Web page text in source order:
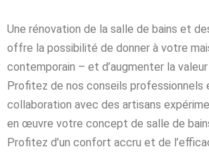
Une rénovation de la salle de bains et
offre la possibilité de donner à votre
contemporain – et d’augmenter la valeur
Profitez de nos conseils professionnels
collaboration avec des artisans
en œuvre votre concept de salle de
Profitez d’un confort accru et de